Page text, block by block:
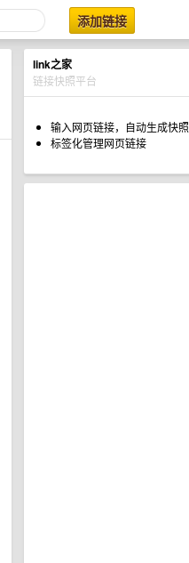
添加链接
link之家
链接快照平台
输入网页链接，自动生成快照
标签化管理网页链接